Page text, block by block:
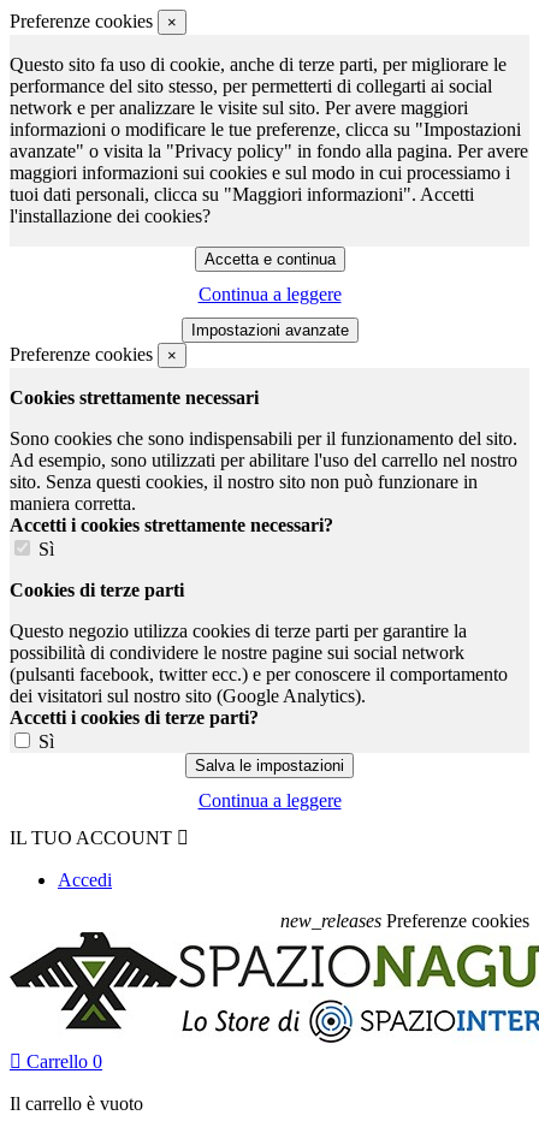
Preferenze cookies ×
Questo sito fa uso di cookie, anche di terze parti, per migliorare le
performance del sito stesso, per permetterti di collegarti ai social
network e per analizzare le visite sul sito. Per avere maggiori
informazioni o modificare le tue preferenze, clicca su "Impostazioni
avanzate" o visita la "Privacy policy" in fondo alla pagina. Per avere
maggiori informazioni sui cookies e sul modo in cui processiamo i
tuoi dati personali, clicca su "Maggiori informazioni". Accetti
l'installazione dei cookies?
Continua a leggere
Preferenze cookies ×
Cookies strettamente necessari
Sono cookies che sono indispensabili per il funzionamento del sito.
Ad esempio, sono utilizzati per abilitare l'uso del carrello nel nostro
sito. Senza questi cookies, il nostro sito non può funzionare in
maniera corretta.
Accetti i cookies strettamente necessari?
Sì
Cookies di terze parti
Questo negozio utilizza cookies di terze parti per garantire la
possibilità di condividere le nostre pagine sui social network
(pulsanti facebook, twitter ecc.) e per conoscere il comportamento
dei visitatori sul nostro sito (Google Analytics).
Accetti i cookies di terze parti?
Sì
Continua a leggere
IL TUO ACCOUNT 
Accedi
new_releases Preferenze cookies
 Carrello 0
Il carrello è vuoto